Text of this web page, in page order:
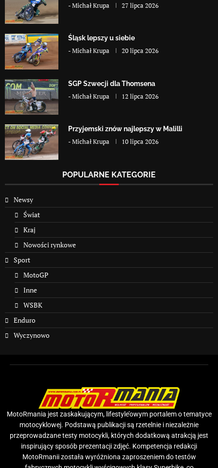
-Michał Krupa 27 lipca 2026
Śląsk lepszy u siebie
-Michał Krupa 20 lipca 2026
SGP Szwecji dla Thomsena
-Michał Krupa 12 lipca 2026
Przyjemski znów najlepszy w Malilli
-Michał Krupa 10 lipca 2026
POPULARNE KATEGORIE
Newsy
Świat
Kraj
Nowości rynkowe
Sport
MotoGP
Inne
WSBK
Enduro
Wyczynowo
MotoRmania jest zaskakującym, lifestyle’owym portalem o tematyce
motocyklowej. Podstawą publikacji są rzetelnie i niezależnie
przeprowadzane testy motocykli, których dodatkową atrakcją jest
inspirujący sposób prezentacji zdjęć. Kompetencja redakcji
MotoRmanii została wyróżniona zaproszeniem do testów